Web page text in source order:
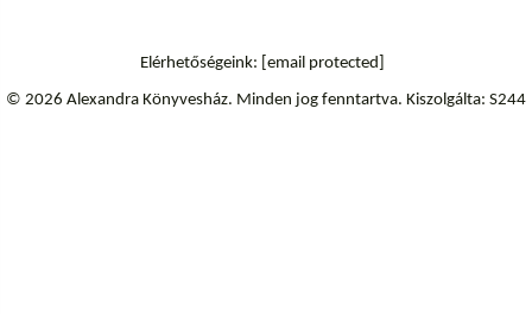
Elérhetőségeink: [email protected]
© 2026 Alexandra Könyvesház. Minden jog fenntartva. Kiszolgálta: S244